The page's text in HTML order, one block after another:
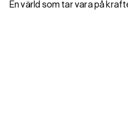
En värld som tar vara på